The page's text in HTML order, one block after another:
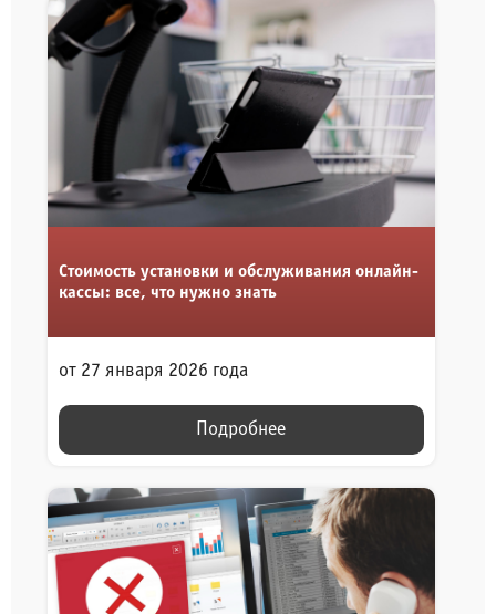
Стоимость установки и обслуживания онлайн-
кассы: все, что нужно знать
от 27 января 2026 года
Подробнее